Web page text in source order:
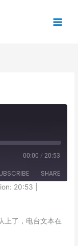
00:00 / 20:53
SHARE
20:53
上了，电台文本在